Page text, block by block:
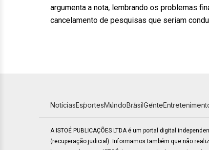
argumenta a nota, lembrando os problemas
cancelamento de pesquisas que seriam
NotíciasEsportesMundoBrasilGente
A ISTOÉ PUBLICAÇÕES LTDA é um portal digital
(recuperação judicial). Informamos também que não